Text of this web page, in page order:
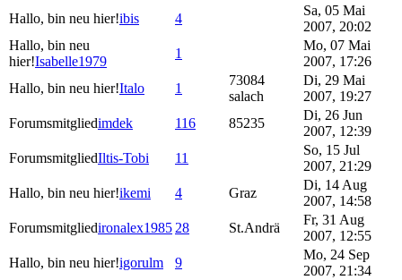
Hallo, bin neu hier!ibis 4
Sa, 05 Mai
2007, 20:02
Hallo, bin neu
hier!Isabelle1979
1
Mo, 07 Mai
2007, 17:26
Hallo, bin neu hier!Italo 1
73084
salach
Di, 29 Mai
2007, 19:27
Forumsmitgliedimdek 116 85235
Di, 26 Jun
2007, 12:39
ForumsmitgliedIltis-Tobi 11
So, 15 Jul
2007, 21:29
Hallo, bin neu hier!ikemi 4 Graz
Di, 14 Aug
2007, 14:58
Forumsmitgliedironalex1985 28 St.Andrä
Fr, 31 Aug
2007, 12:55
Hallo, bin neu hier!igorulm 9
Mo, 24 Sep
2007, 21:34